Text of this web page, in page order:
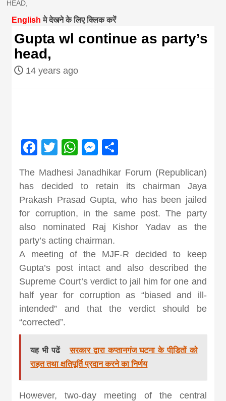
magazine of
Nepal brings
news in hindi
news,
khabar
HEAD,
English मे देखने के लिए क्लिक करें
Gupta wl continue as party’s
head,
14 years ago
Facebook
Twitter
WhatsApp
Messenger
The Madhesi Janadhikar Forum (Republican)
has decided to retain its chairman Jaya
Prakash Prasad Gupta, who has been jailed
for corruption, in the same post. The party
also nominated Raj Kishor Yadav as the
party’s acting chairman.
A meeting of the MJF-R decided to keep
Gupta’s post intact and also described the
Supreme Court’s verdict to jail him for one and
half year for corruption as “biased and ill-
intended” and that the verdict should be
“corrected”.
यह भी पढें
सरकार द्वारा कप्तानगंज घटना के पीडि़तों को
राहत तथा क्षतिपूर्ति प्रदान करने का निर्णय
However, two-day meeting of the central